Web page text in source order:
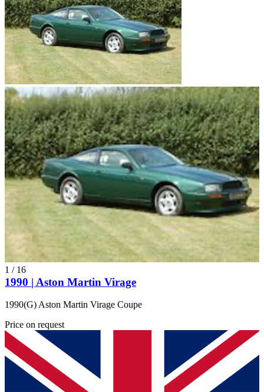
1 / 16
1990 | Aston Martin Virage
1990(G) Aston Martin Virage Coupe
Price on request